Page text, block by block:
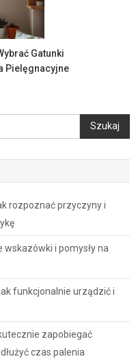
Gatunki
Pielęgnacyjne
Szukaj
rozpoznać przyczyny i
wskazówki i pomysły na
funkcjonalnie urządzić i
zapobiegać
czas palenia